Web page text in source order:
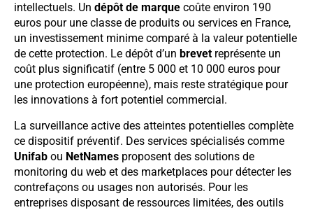
intellectuels. Un dépôt de marque coûte environ 190
euros pour une classe de produits ou services en France,
un investissement minime comparé à la valeur potentielle
de cette protection. Le dépôt d’un brevet représente un
coût plus significatif (entre 5 000 et 10 000 euros pour
une protection européenne), mais reste stratégique pour
les innovations à fort potentiel commercial.
La surveillance active des atteintes potentielles complète
ce dispositif préventif. Des services spécialisés comme
Unifab ou NetNames proposent des solutions de
monitoring du web et des marketplaces pour détecter les
contrefaçons ou usages non autorisés. Pour les
entreprises disposant de ressources limitées, des outils